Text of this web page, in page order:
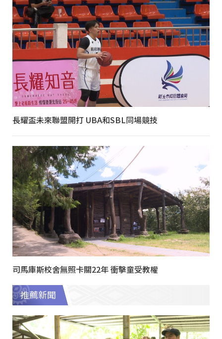
長耀盃未來聯盟開打 UBA和SBL同場競技
司馬庫斯校舍無照卡關22年 衝擊童受教權
推薦新聞